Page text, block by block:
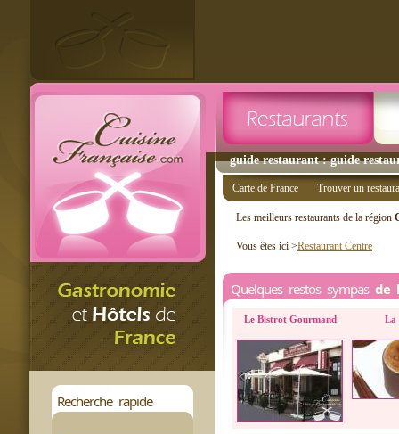
guide restaurant : guide
Recherche rapide
Carte de France Trouver un
Les meilleurs restaurants de la région
Vous êtes ici >Restaurant Centre
Quelques restos sympas de
Le Bistrot Gourmand La